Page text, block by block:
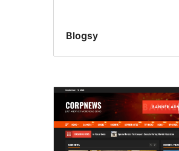
Blogsy